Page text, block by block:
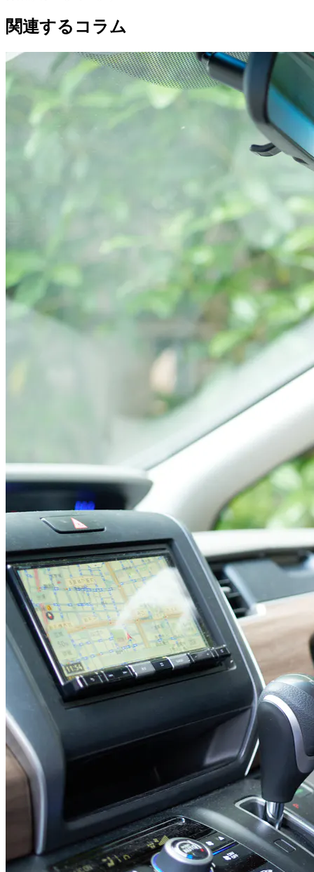
関連するコラム